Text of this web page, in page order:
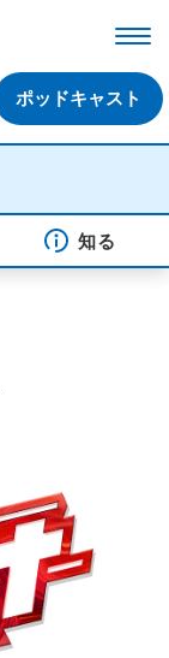
ポッドキャスト
知る